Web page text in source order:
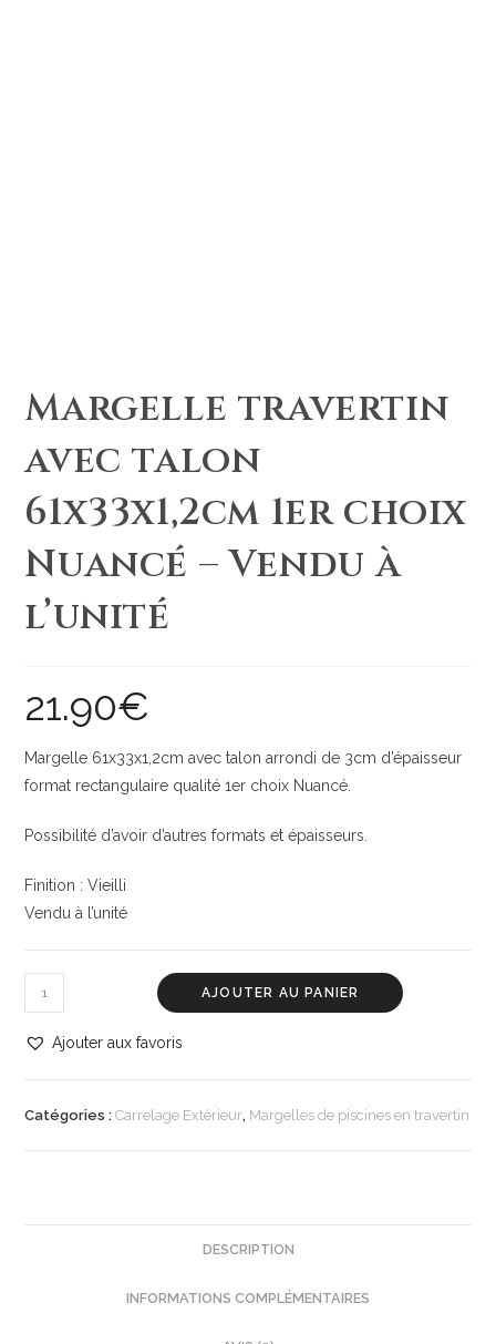
Margelle travertin
avec talon
61x33x1,2cm 1er choix
Nuancé – Vendu à
l’unité
21.90€
Margelle 61x33x1,2cm avec talon arrondi de 3cm d’épaisseur
format rectangulaire qualité 1er choix Nuancé.
Possibilité d’avoir d’autres formats et épaisseurs.
Finition : Vieilli
Vendu à l’unité
AJOUTER AU PANIER
Ajouter aux favoris
Catégories :Carrelage Extérieur, Margelles de piscines en travertin
DESCRIPTION
INFORMATIONS COMPLÉMENTAIRES